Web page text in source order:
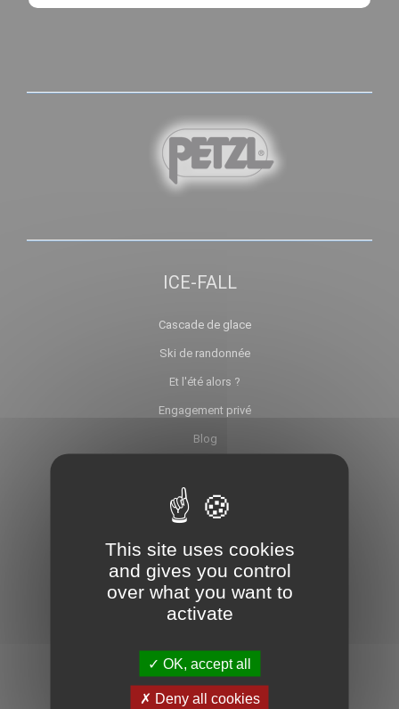
ICE-FALL
Cascade de glace
Ski de randonnée
Et l'été alors ?
Engagement privé
Blog
Partenaires
FAQ
Mixte et Dry tooling
ALPINEO
Alpinisme
This site uses cookies
and gives you control
over what you want to
activate
OK, accept all
Deny all cookies